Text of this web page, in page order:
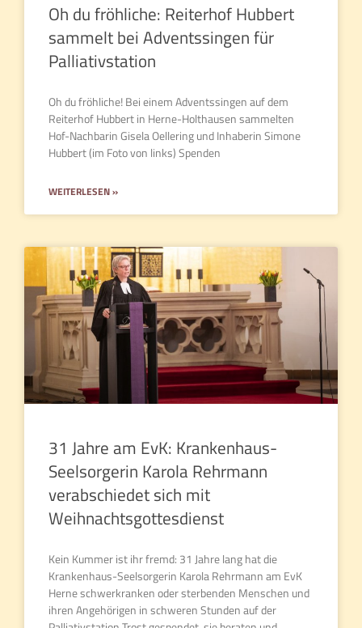
Oh du fröhliche: Reiterhof Hubbert
sammelt bei Adventssingen für
Palliativstation
Oh du fröhliche! Bei einem Adventssingen auf dem
Reiterhof Hubbert in Herne-Holthausen sammelten
Hof-Nachbarin Gisela Oellering und Inhaberin Simone
Hubbert (im Foto von links) Spenden
WEITERLESEN »
31 Jahre am EvK: Krankenhaus-
Seelsorgerin Karola Rehrmann
verabschiedet sich mit
Weihnachtsgottesdienst
Kein Kummer ist ihr fremd: 31 Jahre lang hat die
Krankenhaus-Seelsorgerin Karola Rehrmann am EvK
Herne schwerkranken oder sterbenden Menschen und
ihren Angehörigen in schweren Stunden auf der